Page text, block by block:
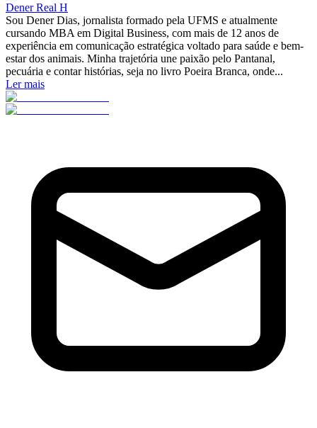
Dener Real H
Sou Dener Dias, jornalista formado pela UFMS e atualmente
cursando MBA em Digital Business, com mais de 12 anos de
experiência em comunicação estratégica voltado para saúde e bem-
estar dos animais. Minha trajetória une paixão pelo Pantanal,
pecuária e contar histórias, seja no livro Poeira Branca, onde...
Ler mais